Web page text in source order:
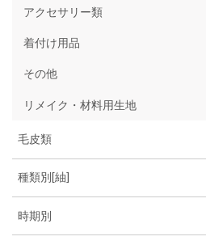
アクセサリー類
着付け用品
その他
リメイク・材料用生地
毛皮類
種類別[紬]
時期別